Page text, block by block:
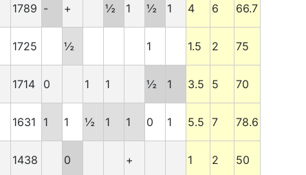
1789 - + ½ 1 ½ 1 4 6 66.7
1725 ½ 1 1.5 2 75
1714 0 1 1 ½ 1 3.5 5 70
1631 1 1 ½ 1 1 0 1 5.5 7 78.6
1438 0 + 1 2 50